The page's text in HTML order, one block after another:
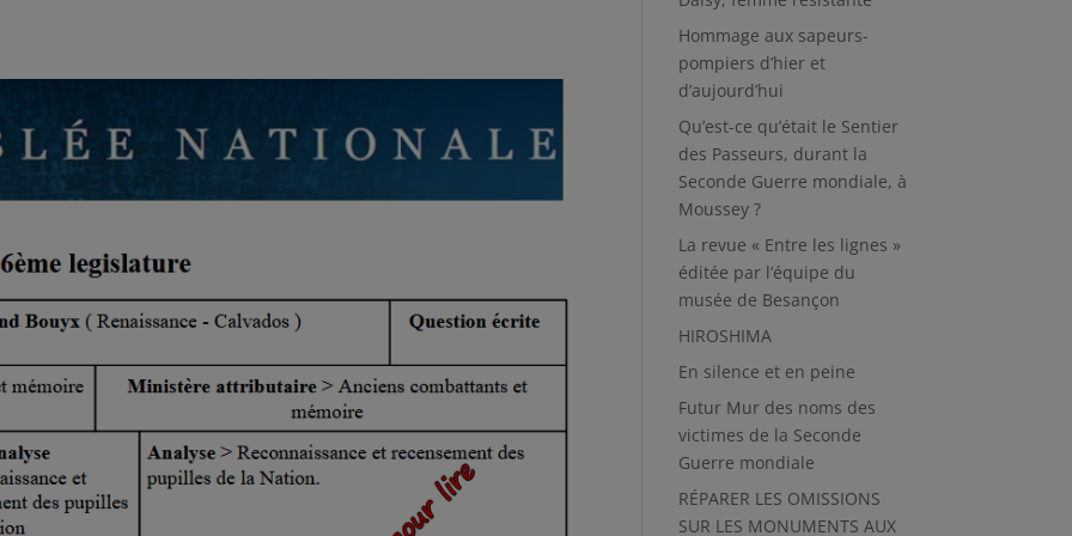
Hommage aux sapeurs-
pompiers d’hier et
d’aujourd’hui
Qu’est-ce qu’était le Sentier
des Passeurs, durant la
Seconde Guerre mondiale, à
Moussey ?
La revue « Entre les lignes »
éditée par l’équipe du
musée de Besançon
HIROSHIMA
En silence et en peine
Futur Mur des noms des
victimes de la Seconde
Guerre mondiale
RÉPARER LES OMISSIONS
SUR LES MONUMENTS AUX